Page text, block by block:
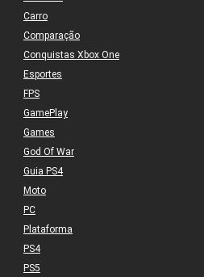
Carro
Comparação
Conquistas Xbox One
Esportes
FPS
GamePlay
Games
God Of War
Guia PS4
Moto
PC
Plataforma
PS4
PS5